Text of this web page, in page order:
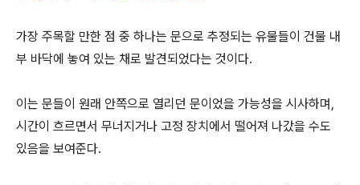
가장 주목할 만한 점 중 하나는 문으로 추정되는 유물들이 건물 내
부 바닥에 놓여 있는 채로 발견되었다는 것이다.
이는 문들이 원래 안쪽으로 열리던 문이었을 가능성을 시사하며,
시간이 흐르면서 무너지거나 고정 장치에서 떨어져 나갔을 수도
있음을 보여준다.